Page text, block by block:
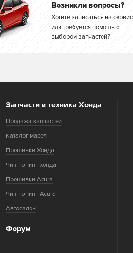
Возникли вопросы?
Хотите записаться на сервис
или требуется помощь с
выбором запчастей?
Запчасти и техника Хонда
Продажа запчастей
Каталог масел
Прошивки Хонда
Чип тюнинг хонда
Прошивки Acura
Чип тюнинг Acura
Автосалон
Форум